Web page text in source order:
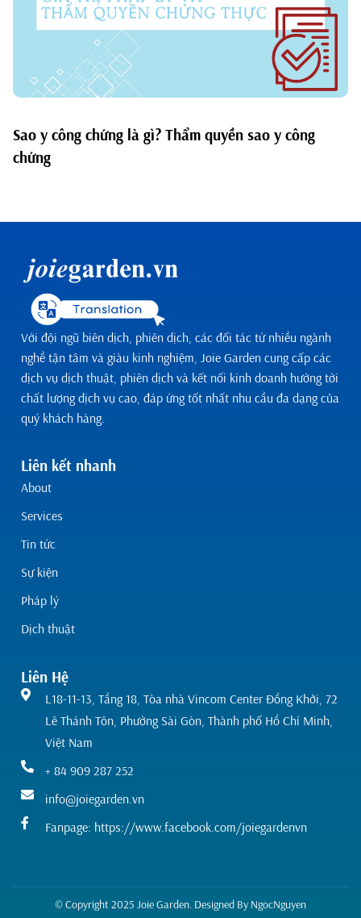
Sao y công chứng là gì? Thẩm quyền sao y công
chứng
Với đội ngũ biên dịch, phiên dịch, các đối tác từ nhiều ngành
nghề tận tâm và giàu kinh nghiệm, Joie Garden cung cấp các
dịch vụ dịch thuật, phiên dịch và kết nối kinh doanh hướng tới
chất lượng dịch vụ cao, đáp ứng tốt nhất nhu cầu đa dạng của
quý khách hàng.
Liên kết nhanh
About
Services
Tin tức
Sự kiện
Pháp lý
Dịch thuật
Liên Hệ
L18-11-13, Tầng 18, Tòa nhà Vincom Center Đồng Khởi, 72
Lê Thánh Tôn, Phường Sài Gòn, Thành phố Hồ Chí Minh,
Việt Nam
+ 84 909 287 252
info@joiegarden.vn
Fanpage: https://www.facebook.com/joiegardenvn
© Copyright 2025 Joie Garden. Designed By NgocNguyen